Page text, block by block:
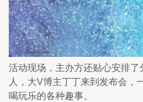
活动现场，主办方还贴心安排
人，大V博主丁丁来到发布会，
喝玩乐的各种趣事。